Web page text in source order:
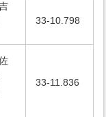
33-10.798
33-11.836